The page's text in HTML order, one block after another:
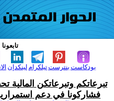
لينكدإن تيلكرامبنترست بودكاست
تبرعاتكم وتبرعاتكن المالية
فشاركونا في دعم